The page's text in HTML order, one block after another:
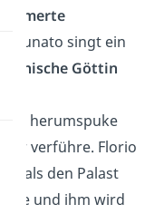
Fortunato singt ein
heidnische Göttin
herumspuke
verführe. Florio
als den Palast
und ihm wird